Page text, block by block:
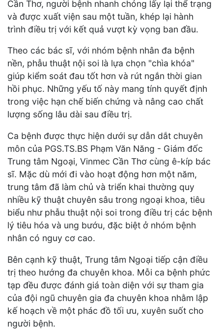
Cần Thơ, người bệnh nhanh chóng lấy lại thể trạng
và được xuất viện sau một tuần, khép lại hành
trình điều trị với kết quả vượt kỳ vọng ban đầu.
Theo các bác sĩ, với nhóm bệnh nhân đa bệnh
nền, phẫu thuật nội soi là lựa chọn "chìa khóa"
giúp kiểm soát đau tốt hơn và rút ngắn thời gian
hồi phục. Những yếu tố này mang tính quyết định
trong việc hạn chế biến chứng và nâng cao chất
lượng sống lâu dài sau điều trị.
Ca bệnh được thực hiện dưới sự dẫn dắt chuyên
môn của PGS.TS.BS Phạm Văn Năng - Giám đốc
Trung tâm Ngoại, Vinmec Cần Thơ cùng ê-kíp bác
sĩ. Mặc dù mới đi vào hoạt động hơn một năm,
trung tâm đã làm chủ và triển khai thường quy
nhiều kỹ thuật chuyên sâu trong ngoại khoa, tiêu
biểu như phẫu thuật nội soi trong điều trị các bệnh
lý tiêu hóa và ung bướu, đặc biệt ở nhóm bệnh
nhân có nguy cơ cao.
Bên cạnh kỹ thuật, Trung tâm Ngoại tiếp cận điều
trị theo hướng đa chuyên khoa. Mỗi ca bệnh phức
tạp đều được đánh giá toàn diện với sự tham gia
của đội ngũ chuyên gia đa chuyên khoa nhằm lập
kế hoạch về một phác đồ tối ưu, xuyên suốt cho
người bệnh.